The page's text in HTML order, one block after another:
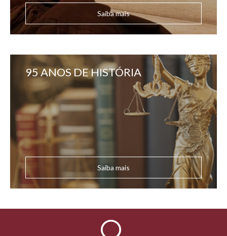
Saiba mais
95 ANOS DE HISTÓRIA
Saiba mais